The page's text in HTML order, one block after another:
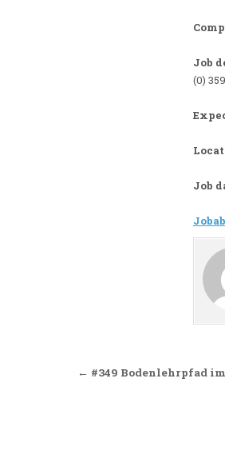
Job
(0)
Job
← #349 Bodenlehrpfad